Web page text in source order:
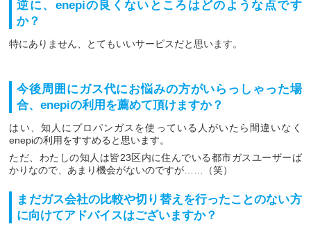
逆に、enepiの良くないところはどのような点です
か？
特にありません、とてもいいサービスだと思います。
今後周囲にガス代にお悩みの方がいらっしゃった場
合、enepiの利用を薦めて頂けますか？
はい、知人にプロパンガスを使っている人がいたら間違いなく
enepiの利用をすすめると思います。
ただ、わたしの知人は皆23区内に住んでいる都市ガスユーザーば
かりなので、あまり機会がないのですが……（笑）
まだガス会社の比較や切り替えを行ったことのない方
に向けてアドバイスはございますか？